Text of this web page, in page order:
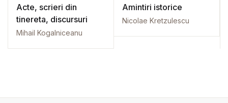
Acte, scrieri din
tinereta, discursuri
Mihail Kogalniceanu
Amintiri istorice
Nicolae Kretzulescu